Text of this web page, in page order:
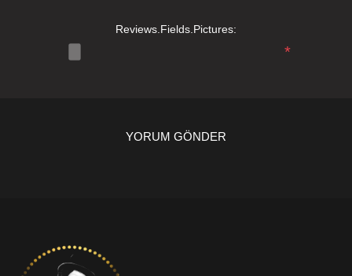
Reviews.Fields.Pictures:
*
YORUM GÖNDER